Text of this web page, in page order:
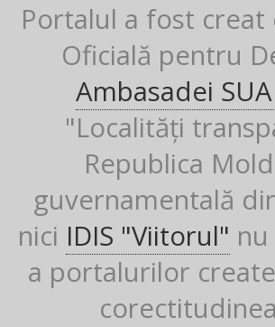
Portalul a fost
Oficială pentru
Ambasadei
"Localități
Republica
guvernamentală
nici IDIS "Viitorul"
a portalurilor